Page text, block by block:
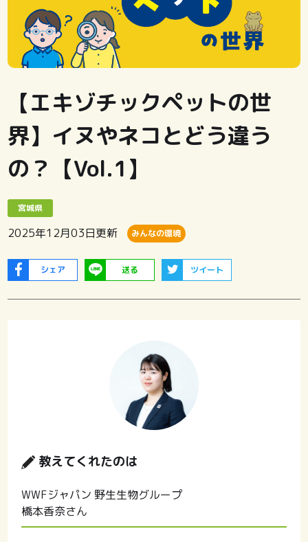
【エキゾチックペットの世
界】イヌやネコとどう違う
の？【Vol.1】
宮城県
2025年12月03日更新 みんなの環境
シェア 送る ツイート
教えてくれたのは
WWFジャパン 野生生物グループ
橋本香奈さん